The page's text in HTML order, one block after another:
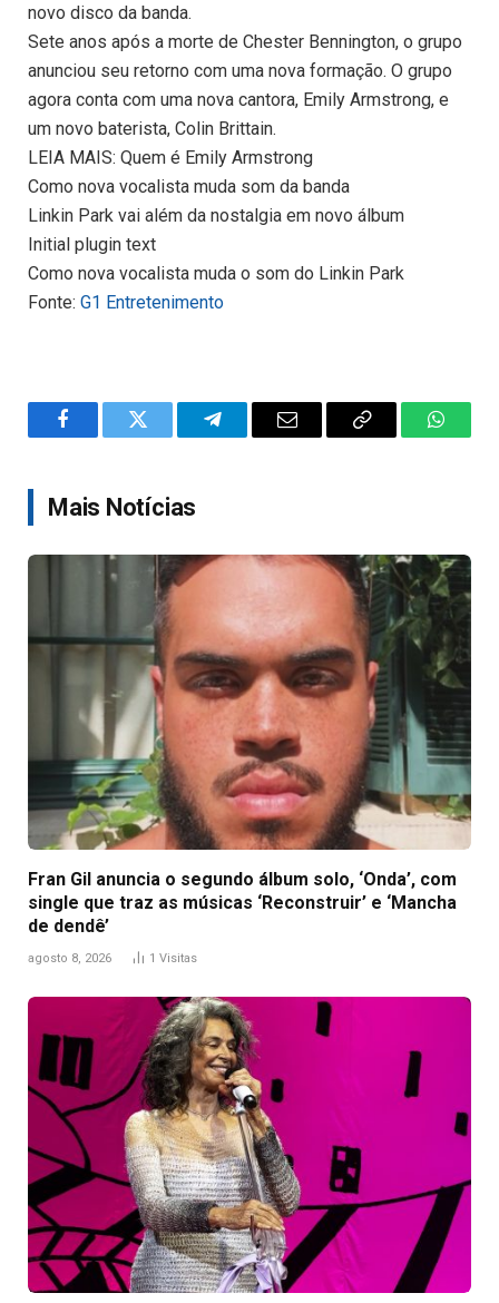
novo disco da banda.
Sete anos após a morte de Chester Bennington, o grupo
anunciou seu retorno com uma nova formação. O grupo
agora conta com uma nova cantora, Emily Armstrong, e
um novo baterista, Colin Brittain.
LEIA MAIS: Quem é Emily Armstrong
Como nova vocalista muda som da banda
Linkin Park vai além da nostalgia em novo álbum
Initial plugin text
Como nova vocalista muda o som do Linkin Park
Fonte: G1 Entretenimento
FacebookTwitter TelegramEmail
Copy
Mais Notícias
Fran Gil anuncia o segundo álbum solo, ‘Onda’, com
single que traz as músicas ‘Reconstruir’ e ‘Mancha
de dendê’
agosto 8, 2026 1 Visitas